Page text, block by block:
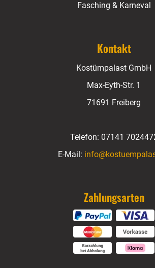
Fasching & Karneval
Kontakt
Kostümpalast GmbH
Max-Eyth-Str. 1
71691 Freiberg
Telefon: 07141
E-Mail:
Zahlungsarten